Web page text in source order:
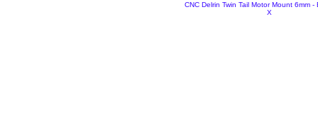
CNC Delrin Twin Tail Motor Mount 6mm -
X